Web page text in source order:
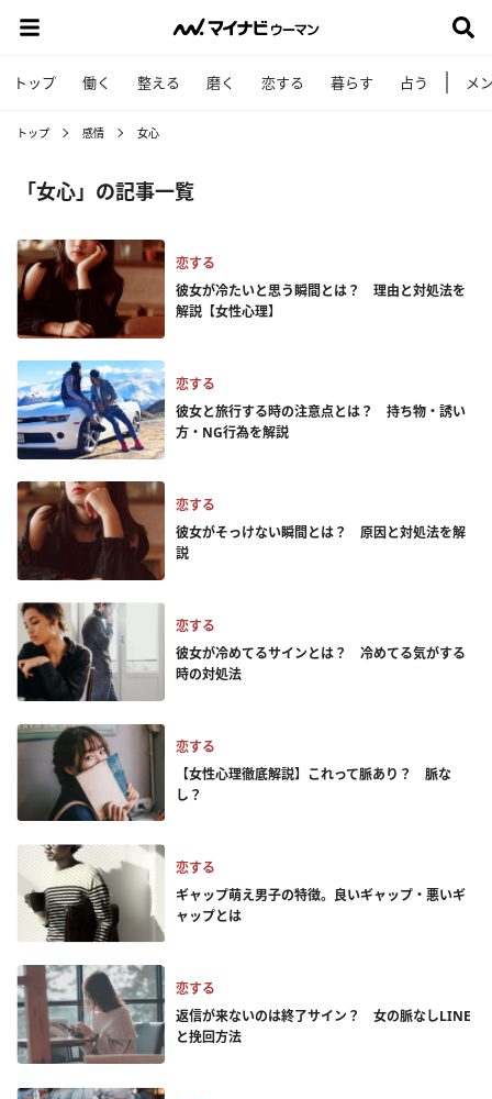
トップ 働く 整える 磨く 恋する 暮らす 占う メ
トップ 感情 女心
「女心」の記事一覧
恋する
彼女が冷たいと思う瞬間とは？ 理由と対処法を
解説【女性心理】
恋する
彼女と旅行する時の注意点とは？ 持ち物・誘い
方・NG行為を解説
恋する
彼女がそっけない瞬間とは？ 原因と対処法を解
説
恋する
彼女が冷めてるサインとは？ 冷めてる気がする
時の対処法
恋する
【女性心理徹底解説】これって脈あり？ 脈な
し？
恋する
ギャップ萌え男子の特徴。良いギャップ・悪いギ
ャップとは
恋する
返信が来ないのは終了サイン？ 女の脈なしLINE
と挽回方法